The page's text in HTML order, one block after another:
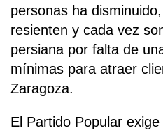
personas ha
resienten y cada vez
persiana por falta de
mínimas para atraer
Zaragoza.
El Partido Popular